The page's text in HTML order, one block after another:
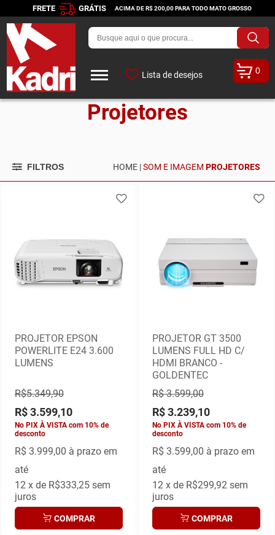
FRETE GRÁTIS ACIMA DE R$ 200,00 PARA TODO MATO GROSSO
Lista de desejos 0
Projetores
FILTROS HOME |SOM E IMAGEM PROJETORES
PROJETOR EPSON
POWERLITE E24 3.600
LUMENS
R$5.349,90
R$ 3.599,10
No PIX À VISTA com 10% de
desconto
R$ 3.999,00 à prazo em
até
12x de R$333,25sem
juros
COMPRAR
PROJETOR GT 3500
LUMENS FULL HD C/
HDMI BRANCO -
GOLDENTEC
R$ 3.599,00
R$ 3.239,10
No PIX À VISTA com 10% de
desconto
R$ 3.599,00 à prazo em
até
12x de R$299,92sem
juros
COMPRAR